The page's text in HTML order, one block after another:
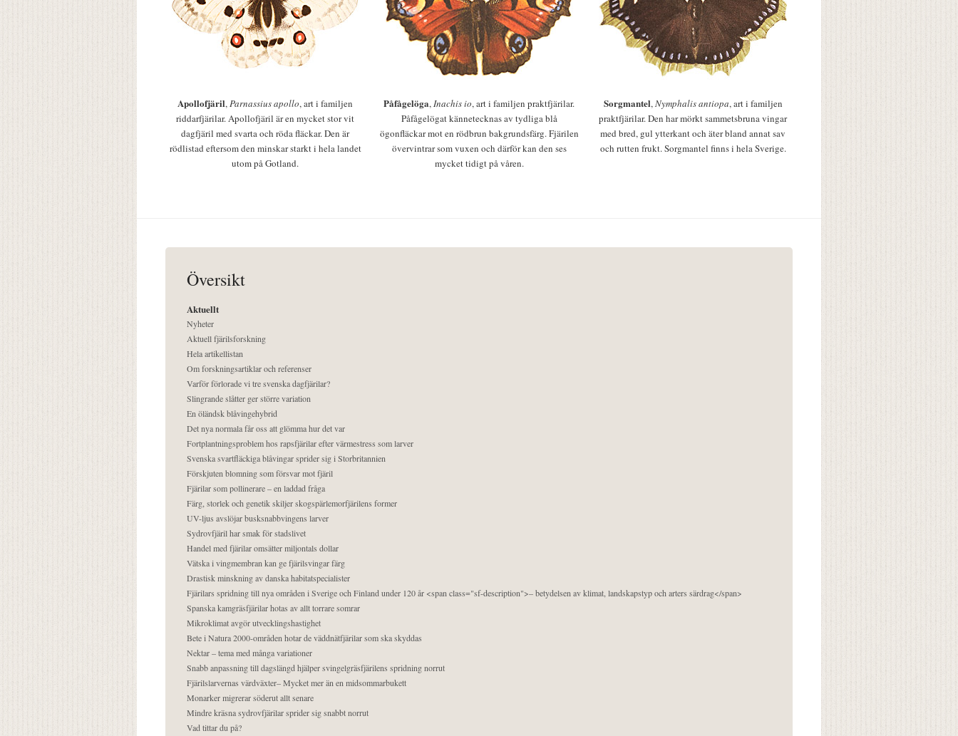
Apollofjäril,Parnassius apollo, art i familjen
riddarfjärilar. Apollofjäril är en mycket stor vit
dagfjäril med svarta och röda fläckar. Den är
rödlistad eftersom den minskar starkt i hela landet
utom på Gotland.
Påfågelöga,Inachis io, art i familjen praktfjärilar.
Påfågelögat kännetecknas av tydliga blå
ögonfläckar mot en rödbrun bakgrundsfärg. Fjärilen
övervintrar som vuxen och därför kan den ses
mycket tidigt på våren.
Sorgmantel,Nymphalis antiopa, art i familjen
praktfjärilar. Den har mörkt sammetsbruna vingar
med bred, gul ytterkant och äter bland annat sav
och rutten frukt. Sorgmantel finns i hela Sverige.
Översikt
Aktuellt
Nyheter
Aktuell fjärilsforskning
Hela artikellistan
Om forskningsartiklar och referenser
Varför förlorade vi tre svenska dagfjärilar?
Slingrande slåtter ger större variation
En öländsk blåvingehybrid
Det nya normala får oss att glömma hur det var
Fortplantningsproblem hos rapsfjärilar efter värmestress som larver
Svenska svartfläckiga blåvingar sprider sig i Storbritannien
Förskjuten blomning som försvar mot fjäril
Fjärilar som pollinerare – en laddad fråga
Färg, storlek och genetik skiljer skogspärlemorfjärilens former
UV-ljus avslöjar busksnabbvingens larver
Sydrovfjäril har smak för stadslivet
Handel med fjärilar omsätter miljontals dollar
Vätska i vingmembran kan ge fjärilsvingar färg
Drastisk minskning av danska habitatspecialister
Fjärilars spridning till nya områden i Sverige och Finland under 120 år <span class="sf-description">– betydelsen av klimat, landskapstyp och arters särdrag</span>
Spanska kamgräsfjärilar hotas av allt torrare somrar
Mikroklimat avgör utvecklingshastighet
Bete i Natura 2000-områden hotar de väddnätfjärilar som ska skyddas
Nektar – tema med många variationer
Snabb anpassning till dagslängd hjälper svingelgräsfjärilens spridning norrut
Fjärilslarvernas värdväxter– Mycket mer än en midsommarbukett
Monarker migrerar söderut allt senare
Mindre kräsna sydrovfjärilar sprider sig snabbt norrut
Vad tittar du på?